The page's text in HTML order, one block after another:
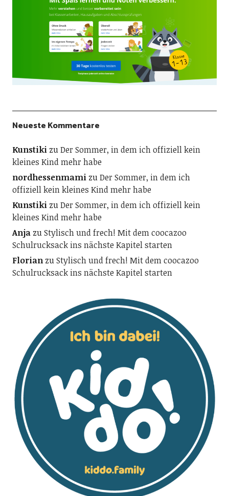
Neueste Kommentare
KunstikizuDer Sommer, in dem ich offiziell kein
kleines Kind mehr habe
nordhessenmamizuDer Sommer, in dem ich
offiziell kein kleines Kind mehr habe
KunstikizuDer Sommer, in dem ich offiziell kein
kleines Kind mehr habe
AnjazuStylisch und frech! Mit dem coocazoo
Schulrucksack ins nächste Kapitel starten
FlorianzuStylisch und frech! Mit dem coocazoo
Schulrucksack ins nächste Kapitel starten